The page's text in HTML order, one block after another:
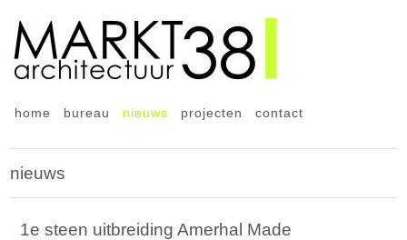
home bureau nieuws projecten contact
nieuws
1e steen uitbreiding Amerhal Made